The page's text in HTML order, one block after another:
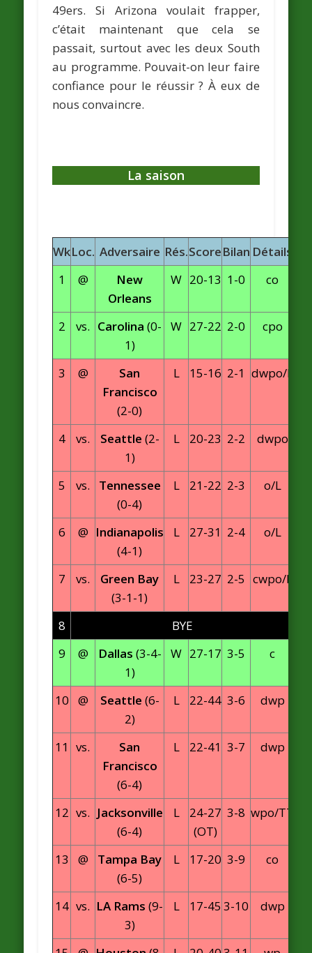
49ers. Si Arizona voulait frapper,
c’était maintenant que cela se
passait, surtout avec les deux South
au programme. Pouvait-on leur faire
confiance pour le réussir ? À eux de
nous convaincre.
La saison
WkLoc. Adversaire Rés.ScoreBilan Détails
1
@
New
Orleans
W 20-13 1-0 co
2 vs. Carolina (0-
1)
W 27-22 2-0 cpo
3 @
San
Francisco
(2-0)
L 15-16 2-1 dwpo/L
4 vs. Seattle (2-
1)
L 20-23 2-2 dwpo
5 vs.
Tennessee
(0-4)
L 21-22 2-3 o/L
6 @ Indianapolis
(4-1)
L 27-31 2-4 o/L
7 vs.
Green Bay
(3-1-1)
L 23-27 2-5 cwpo/L
8
BYE
9
@ Dallas (3-4-
1)
W 27-17 3-5 c
10 @ Seattle (6-
2)
L 22-44 3-6 dwp
11 vs.
San
Francisco
(6-4)
L 22-41 3-7 dwp
12 vs. Jacksonville
(6-4)
L
24-27
(OT)
3-8 wpo/TT
13 @
Tampa Bay
(6-5)
L 17-20 3-9 co
14 vs. LA Rams (9-
3)
L 17-45 3-10 dwp